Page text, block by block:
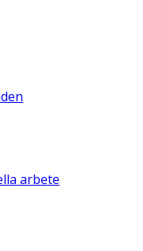
arbete